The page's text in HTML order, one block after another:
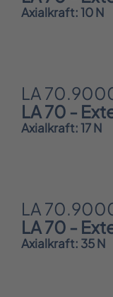
Axialkraft: 10 N
LA
LA 70 -
Axialkraft: 17 N
LA
LA 70 -
Axialkraft: 35 N